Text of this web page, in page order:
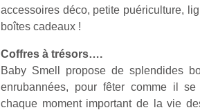
accessoires déco, petite puériculture,
boîtes cadeaux !
Coffres à trésors….
Baby Smell propose de splendides
enrubannées, pour fêter comme il
chaque moment important de la vie